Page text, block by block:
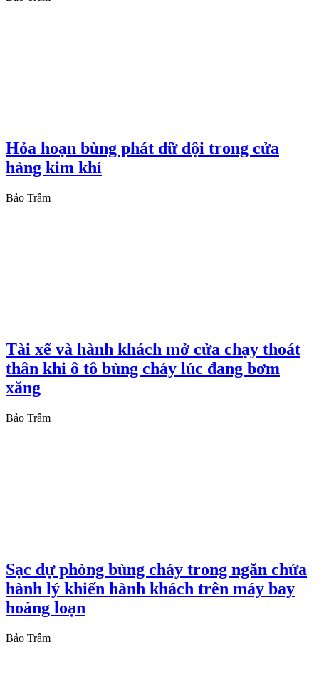
Hỏa hoạn bùng phát dữ dội trong cửa
hàng kim khí
Bảo Trâm
Tài xế và hành khách mở cửa chạy thoát
thân khi ô tô bùng cháy lúc đang bơm
xăng
Bảo Trâm
Sạc dự phòng bùng cháy trong ngăn chứa
hành lý khiến hành khách trên máy bay
hoảng loạn
Bảo Trâm